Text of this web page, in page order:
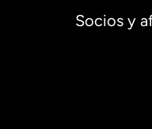
Socios y